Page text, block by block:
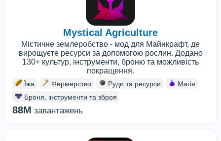
Mystical Agriculture
Містичне землеробство - мод для Майнкрафт, де
вирощуєте ресурси за допомогою рослин. Додано
130+ культур, інструменти, броню та можливість
покращення.
Їжа Фермерство Руди та ресурси
Магія
Броня, інструменти та зброя
88M завантажень